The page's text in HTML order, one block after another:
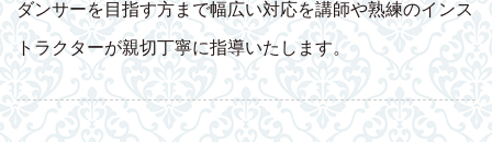
ダンサーを目指す方まで幅広い対応を講師や熟練のインス
トラクターが親切丁寧に指導いたします。